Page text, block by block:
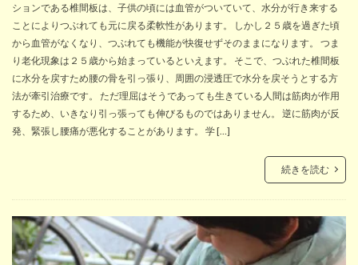
ションである椎間板は、子供の頃には血管がついていて、水分が行き来する
ことによりつぶれても元に戻る柔軟性があります。 しかし２５歳を過ぎた頃
から血管がなくなり、つぶれても機能が快復せずそのままになります。 つま
り老化現象は２５歳から始まっているといえます。 そこで、つぶれた椎間板
に水分を戻すため腰の骨を引っ張り、周囲の浸透圧で水分を戻そうとする方
法が牽引治療です。 ただ理屈はそうであっても生きている人間は筋肉が作用
するため、いきなり引っ張っても伸びるものではありません。 逆に筋肉が反
発、緊張し腰痛が悪化することがあります。 学 […]
続きを読む